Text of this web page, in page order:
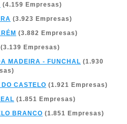
(4.159 Empresas)
(3.923 Empresas)
(3.882 Empresas)
(3.139 Empresas)
MADEIRA - FUNCHAL (1.930
CASTELO (1.921 Empresas)
(1.851 Empresas)
BRANCO (1.851 Empresas)